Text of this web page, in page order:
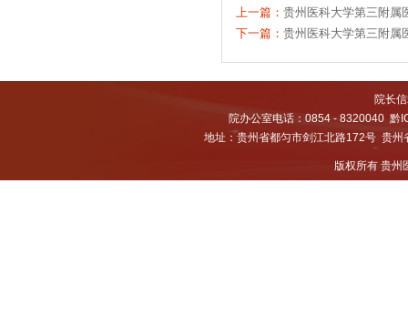
上一篇： 贵州医科大学第三附属
下一篇： 贵州医科大学第三附属
院长
院办公室电话：0854 - 8320040黔
地址：贵州省都匀市剑江北路172号 贵
版权所有 贵州